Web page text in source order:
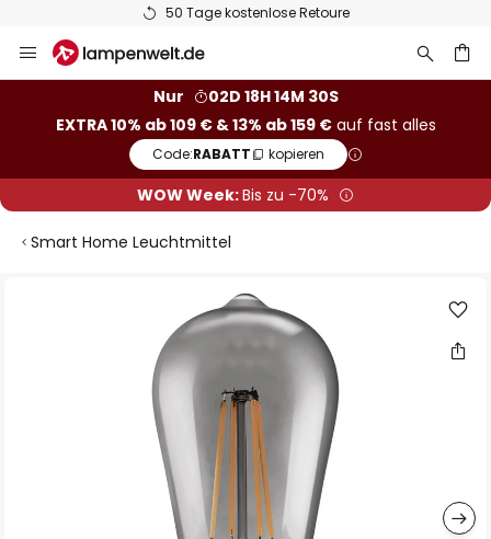
50 Tage kostenlose Retoure
Inhalt
Nur
02D 18H 14M 29S
EXTRA 10% ab 109 € & 13% ab 159 €auf fast alles
Code:RABATT kopieren
WOW Week:Bis zu -70%
Smart Home Leuchtmittel